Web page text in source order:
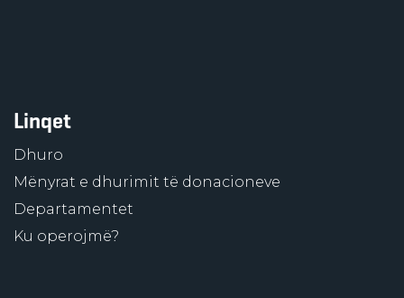
Linqet
Dhuro
Mënyrat e dhurimit të donacioneve
Departamentet
Ku operojmë?